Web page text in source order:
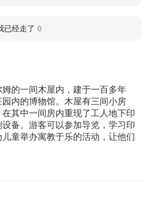
的一间木屋内，建于一百多年
内的博物馆。木屋有三间小房
其中一间房内重现了工人地下印
备。游客可以参加导览，学习印
童举办寓教于乐的活动，让他们
已经走了 0